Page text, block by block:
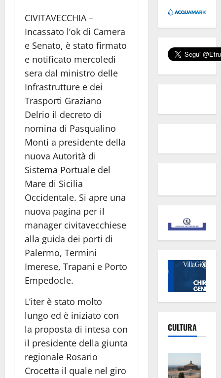
CIVITAVECCHIA –
Incassato l’ok di Camera
e Senato, è stato firmato
e notificato mercoledì
sera dal ministro delle
Infrastrutture e dei
Trasporti Graziano
Delrio il decreto di
nomina di Pasqualino
Monti a presidente della
nuova Autorità di
Sistema Portuale del
Mare di Sicilia
Occidentale. Si apre una
nuova pagina per il
manager civitavecchiese
alla guida dei porti di
Palermo, Termini
Imerese, Trapani e Porto
Empedocle.
L’iter è stato molto
lungo ed è iniziato con
la proposta di intesa con
il presidente della giunta
regionale Rosario
Crocetta il quale nel giro
CULTURA